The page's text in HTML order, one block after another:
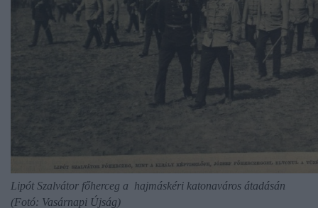
Lipót Szalvátor főherceg a hajmáskéri katonaváros átadásán
(Fotó: Vasárnapi Újság)